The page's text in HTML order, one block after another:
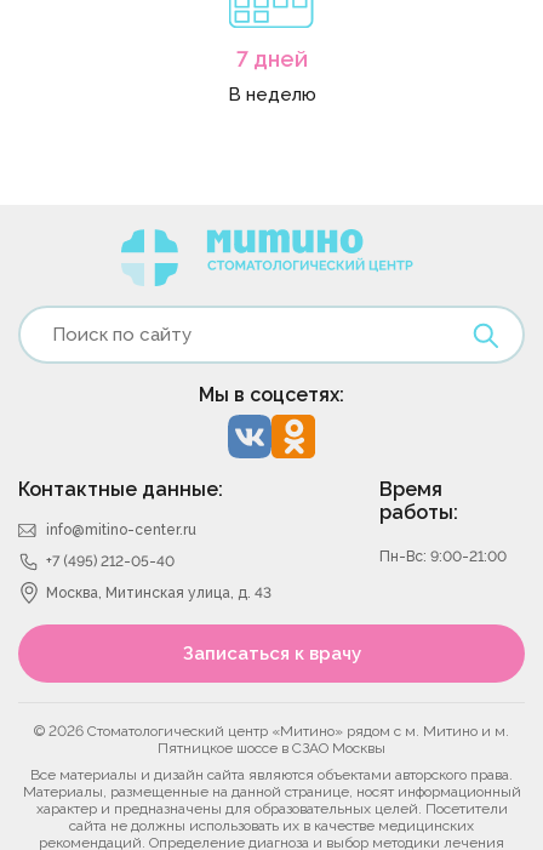
7 дней
В неделю
Контактные данные:
info@mitino-center.ru
+7 (495) 212-05-40
Москва, Митинская улица, д. 43
Время
работы:
Пн-Вс: 9:00-21:00
Мы в соцсетях:
Записаться к врачу
© 2026 Стоматологический центр «Митино» рядом с м. Митино и м.
Пятницкое шоссе в СЗАО Москвы
Все материалы и дизайн сайта являются объектами авторского права.
Материалы, размещенные на данной странице, носят информационный
характер и предназначены для образовательных целей. Посетители
сайта не должны использовать их в качестве медицинских
рекомендаций. Определение диагноза и выбор методики лечения